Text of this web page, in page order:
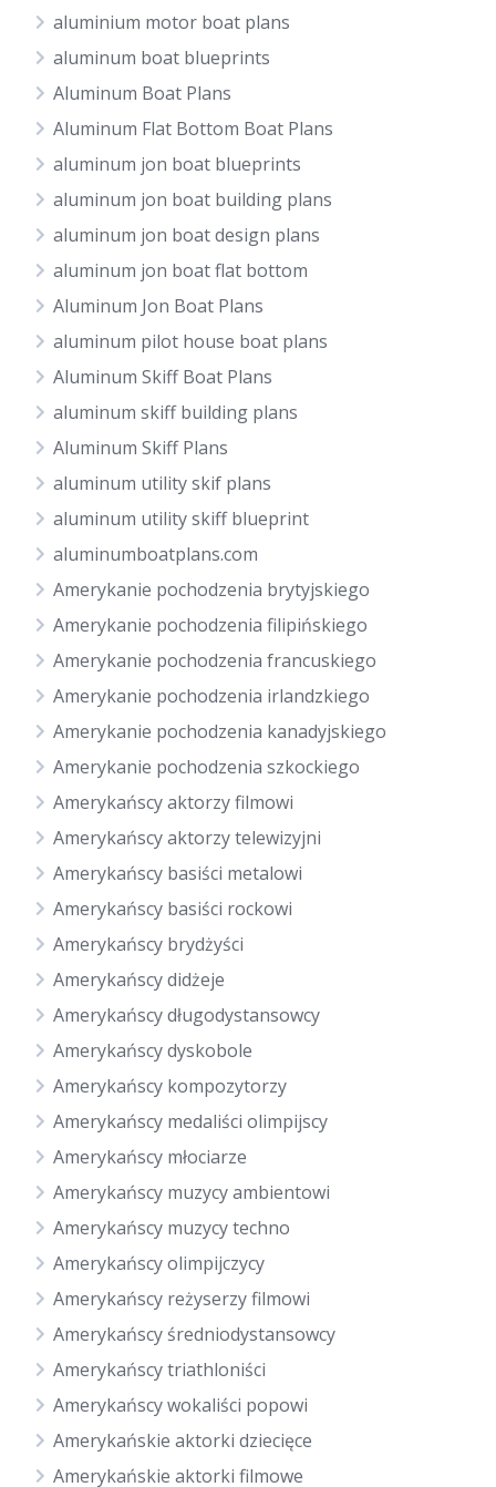
aluminium motor boat plans
aluminum boat blueprints
Aluminum Boat Plans
Aluminum Flat Bottom Boat Plans
aluminum jon boat blueprints
aluminum jon boat building plans
aluminum jon boat design plans
aluminum jon boat flat bottom
Aluminum Jon Boat Plans
aluminum pilot house boat plans
Aluminum Skiff Boat Plans
aluminum skiff building plans
Aluminum Skiff Plans
aluminum utility skif plans
aluminum utility skiff blueprint
aluminumboatplans.com
Amerykanie pochodzenia brytyjskiego
Amerykanie pochodzenia filipińskiego
Amerykanie pochodzenia francuskiego
Amerykanie pochodzenia irlandzkiego
Amerykanie pochodzenia kanadyjskiego
Amerykanie pochodzenia szkockiego
Amerykańscy aktorzy filmowi
Amerykańscy aktorzy telewizyjni
Amerykańscy basiści metalowi
Amerykańscy basiści rockowi
Amerykańscy brydżyści
Amerykańscy didżeje
Amerykańscy długodystansowcy
Amerykańscy dyskobole
Amerykańscy kompozytorzy
Amerykańscy medaliści olimpijscy
Amerykańscy młociarze
Amerykańscy muzycy ambientowi
Amerykańscy muzycy techno
Amerykańscy olimpijczycy
Amerykańscy reżyserzy filmowi
Amerykańscy średniodystansowcy
Amerykańscy triathloniści
Amerykańscy wokaliści popowi
Amerykańskie aktorki dziecięce
Amerykańskie aktorki filmowe